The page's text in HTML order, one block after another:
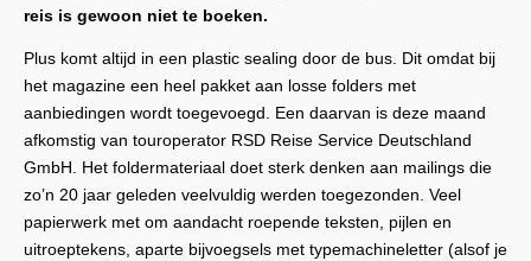
reis is gewoon niet te boeken.
Plus komt altijd in een plastic sealing door de bus. Dit omdat bij
het magazine een heel pakket aan losse folders met
aanbiedingen wordt toegevoegd. Een daarvan is deze maand
afkomstig van touroperator RSD Reise Service Deutschland
GmbH. Het foldermateriaal doet sterk denken aan mailings die
zo’n 20 jaar geleden veelvuldig werden toegezonden. Veel
papierwerk met om aandacht roepende teksten, pijlen en
uitroeptekens, aparte bijvoegsels met typemachineletter (alsof je